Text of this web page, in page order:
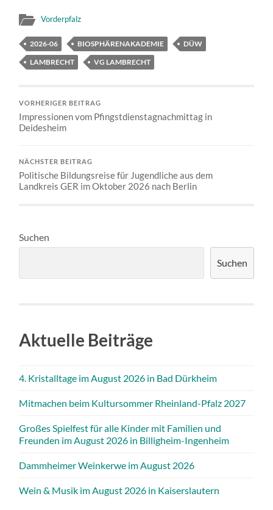
Vorderpfalz
2026-06 BIOSPHÄRENAKADEMIE
DÜW
LAMBRECHT
VG LAMBRECHT
VORHERIGER BEITRAG
Impressionen vom Pfingstdienstagnachmittag in
Deidesheim
NÄCHSTER BEITRAG
Politische Bildungsreise für Jugendliche aus dem
Landkreis GER im Oktober 2026 nach Berlin
Suchen
Suchen
Aktuelle Beiträge
4. Kristalltage im August 2026 in Bad Dürkheim
Mitmachen beim Kultursommer Rheinland-Pfalz 2027
Großes Spielfest für alle Kinder mit Familien und
Freunden im August 2026 in Billigheim-Ingenheim
Dammheimer Weinkerwe im August 2026
Wein & Musik im August 2026 in Kaiserslautern